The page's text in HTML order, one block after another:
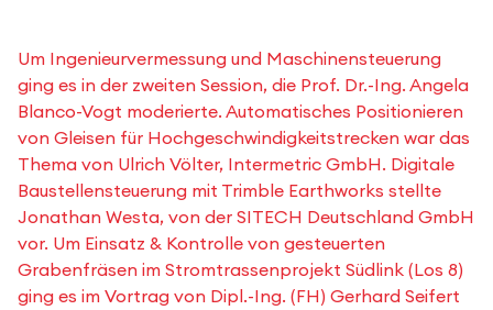
Um Ingenieurvermessung und Maschinensteuerung
ging es in der zweiten Session, die Prof. Dr.-Ing. Angela
Blanco-Vogt moderierte. Automatisches Positionieren
von Gleisen für Hochgeschwindigkeitstrecken war das
Thema von Ulrich Völter, Intermetric GmbH. Digitale
Baustellensteuerung mit Trimble Earthworks stellte
Jonathan Westa, von der SITECH Deutschland GmbH
vor. Um Einsatz & Kontrolle von gesteuerten
Grabenfräsen im Stromtrassenprojekt Südlink (Los 8)
ging es im Vortrag von Dipl.-Ing. (FH) Gerhard Seifert